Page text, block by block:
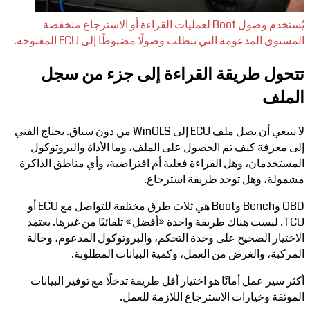
يُستخدم وصول Boot لعمليات القراءة أو الاسترجاع منخفضة
المستوى المدعومة التي تتطلب وصولًا مضبوطًا إلى ECU المفتوحة.
تتحول طريقة القراءة إلى جزء من سجل
الملف
لا ينبغي أن يصل ملف ECU إلى WinOLS من دون سياق. يحتاج الفني
إلى معرفة كيف تم الحصول على الملف، وما الأداة والبروتوكول
المستخدمان، وهل القراءة فعلية أم افتراضية، وأي مناطق الذاكرة
مشمولة، وهل توجد طريقة استرجاع.
OBD وBench وBoot هي ثلاث طرق مختلفة للتواصل مع ECU أو
TCU. ليست هناك طريقة واحدة «أفضل» تلقائيًا من غيرها. يعتمد
الاختيار الصحيح على وحدة التحكم، والبروتوكول المدعوم، وحالة
المركبة، والغرض من العمل، وكمية البيانات المطلوبة.
أكثر سير عمل أمانًا هو اختيار أقل طريقة تدخلًا مع توفير البيانات
الموثقة وخيارات الاسترجاع اللازمة للعمل.